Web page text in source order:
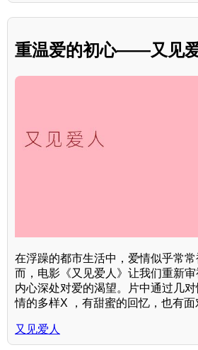
重温爱的初心——又见
在浮躁的都市生活中，爱情似乎常
而，电影《又见爱人》让我们重新
内心深处对爱的渴望。片中通过几
情的多样X ，有甜蜜的回忆，也有面
又见爱人